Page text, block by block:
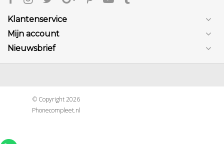
Klantenservice
Mijn account
Nieuwsbrief
© Copyright 2026
Phonecompleet.nl